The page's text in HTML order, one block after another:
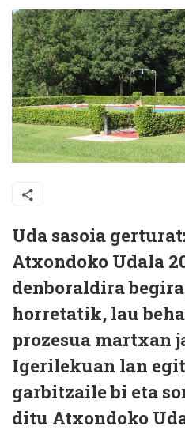
Uda sasoia
Atxondoko Udala
denboraldira
horretatik, lau
prozesua martxan
Igerilekuan lan
garbitzaile bi eta
ditu Atxondoko